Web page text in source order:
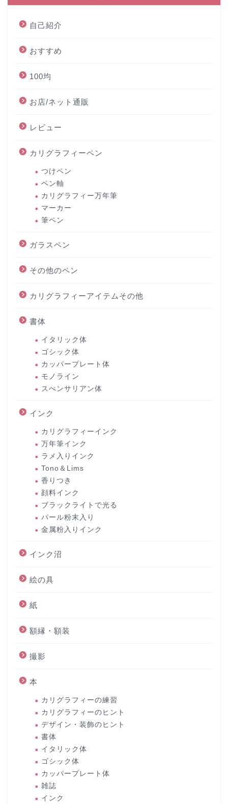
自己紹介
おすすめ
100均
お店/ネット通販
レビュー
カリグラフィーペン
つけペン
ペン軸
カリグラフィー万年筆
マーカー
筆ペン
ガラスペン
その他のペン
カリグラフィーアイテムその他
書体
イタリック体
ゴシック体
カッパープレート体
モノライン
スぺンサリアン体
インク
カリグラフィーインク
万年筆インク
ラメ入りインク
Tono＆Lims
香りつき
顔料インク
ブラックライトで光る
パール粉末入り
金属粉入りインク
インク沼
絵の具
紙
額縁・額装
撮影
本
カリグラフィーの練習
カリグラフィーのヒント
デザイン・装飾のヒント
書体
イタリック体
ゴシック体
カッパープレート体
雑誌
インク